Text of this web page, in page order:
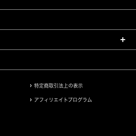
特定商取引法上の表示
アフィリエイトプログラム